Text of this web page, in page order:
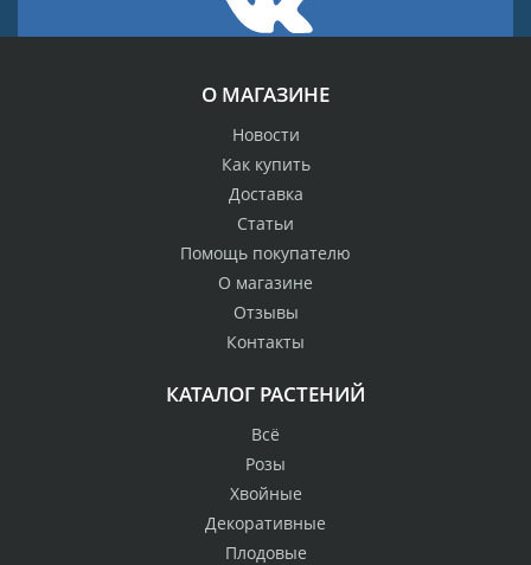
О МАГАЗИНЕ
Новости
Как купить
Доставка
Статьи
Помощь покупателю
О магазине
Отзывы
Контакты
КАТАЛОГ РАСТЕНИЙ
Всё
Розы
Хвойные
Декоративные
Плодовые